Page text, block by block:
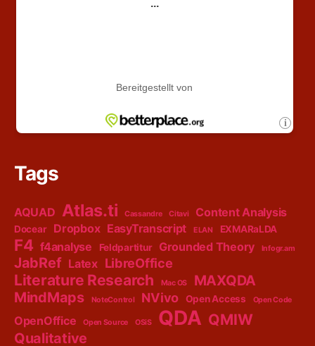
Tags
AQUAD Atlas.ti Cassandre Citavi Content Analysis
Docear Dropbox EasyTranscript ELAN EXMARaLDA
F4 f4analyse Feldpartitur Grounded Theory Infogr.am
JabRef Latex LibreOffice
Literature Research Mac OS
MAXQDA
MindMaps
NoteControl NVivo Open Access Open Code
OpenOffice Open Source OSiS QDA QMIW
Qualitative